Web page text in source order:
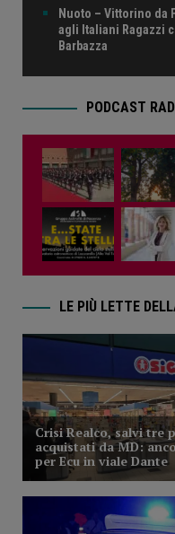
Nuoto – Vittorino da
agli Italiani Ragazzi
Barbazza
PODCAST
LE PIÙ LETTE